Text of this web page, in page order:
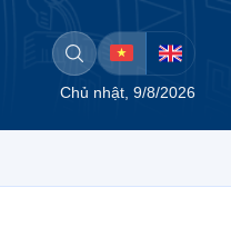
Chủ nhật, 9/8/2026